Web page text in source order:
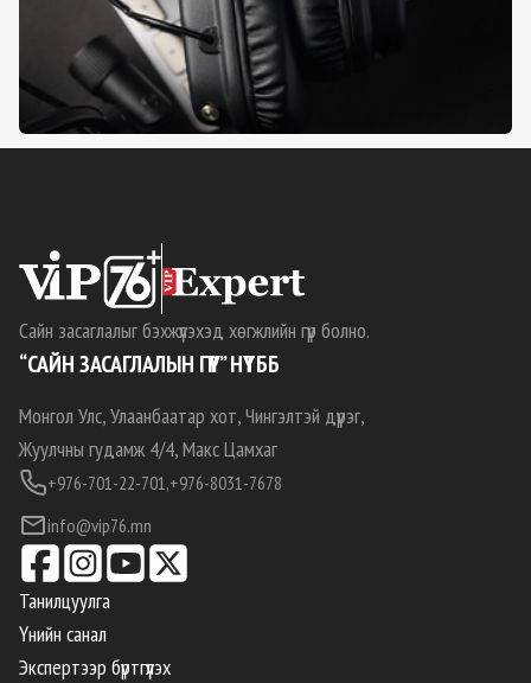
Сайн засаглалыг бэхжүүлэхэд хөгжлийн гүүр болно.
“САЙН ЗАСАГЛАЛЫН ГҮҮР” НҮТББ
Монгол Улс, Улаанбаатар хот, Чингэлтэй дүүрэг,
Жуулчны гудамж 4/4, Макс Цамхаг
+976-701-22-701,+976-8031-7678
info@vip76.mn
Танилцуулга
Үнийн санал
Экспертээр бүртгүүлэх